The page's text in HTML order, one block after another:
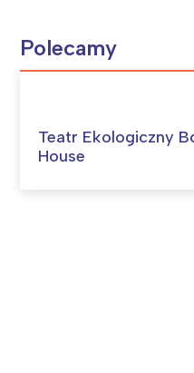
Polecamy
Teatr Ekologiczny
House